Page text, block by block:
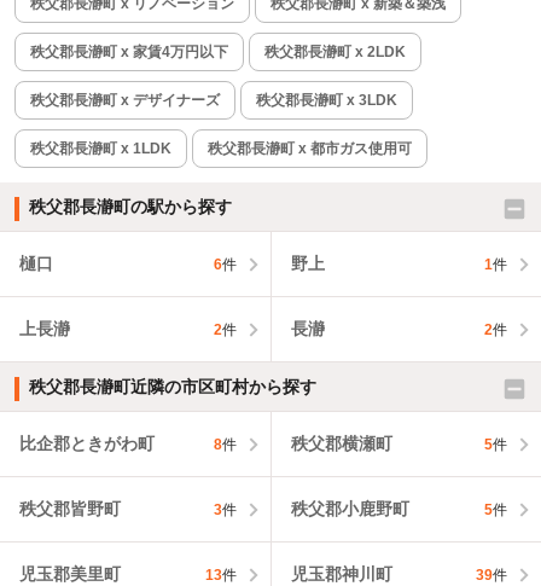
秩父郡長瀞町 x リノベーション 秩父郡長瀞町 x 新築＆築浅
秩父郡長瀞町 x 家賃4万円以下 秩父郡長瀞町 x 2LDK
秩父郡長瀞町 x デザイナーズ 秩父郡長瀞町 x 3LDK
秩父郡長瀞町 x 1LDK 秩父郡長瀞町 x 都市ガス使用可
秩父郡長瀞町の駅から探す
樋口 6件 野上 1件
上長瀞 2件 長瀞 2件
秩父郡長瀞町近隣の市区町村から探す
比企郡ときがわ町 8件 秩父郡横瀬町 5件
秩父郡皆野町 3件 秩父郡小鹿野町 5件
児玉郡美里町 13件 児玉郡神川町 39件